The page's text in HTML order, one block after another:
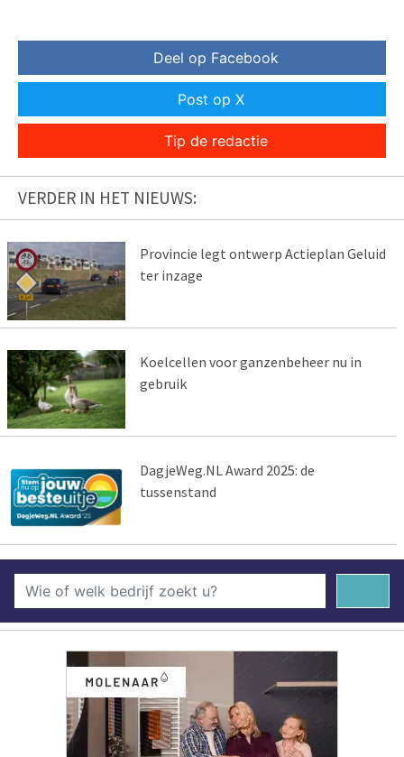
Deel op Facebook
Post op X
Tip de redactie
VERDER IN HET NIEUWS:
Provincie legt ontwerp Actieplan Geluid
ter inzage
Koelcellen voor ganzenbeheer nu in
gebruik
DagjeWeg.NL Award 2025: de
tussenstand